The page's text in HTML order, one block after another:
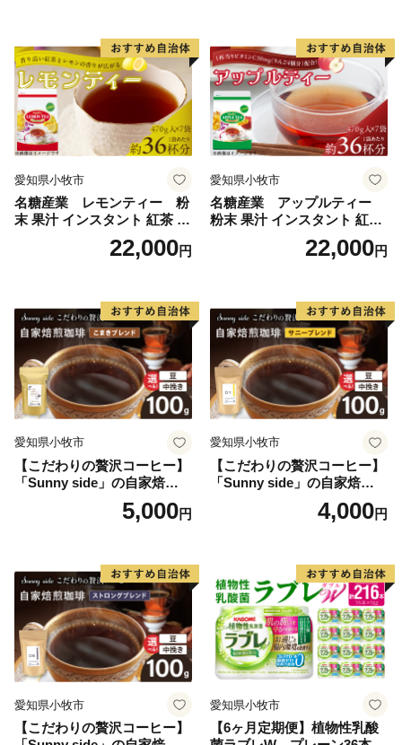
愛知県小牧市
名糖産業 レモンティー 粉
末 果汁 インスタント 紅茶 ビ
タミンC 袋 ロングセラー 粉
末飲料 粉末茶 簡単 手軽 ホッ
22,000円
愛知県小牧市
名糖産業 アップルティー
粉末 果汁 インスタント 紅茶
ティー ビタミンC 袋 ロング
セラー 粉末飲料 粉末茶 簡単
22,000円
愛知県小牧市
【こだわりの贅沢コーヒー】
「Sunny side」の自家焙煎珈
琲こまきブレンド（100g）
5,000円
愛知県小牧市
【こだわりの贅沢コーヒー】
「Sunny side」の自家焙煎珈
琲サニーブレンド（100g）
4,000円
愛知県小牧市
【こだわりの贅沢コーヒー】
愛知県小牧市
【6ヶ月定期便】植物性乳酸